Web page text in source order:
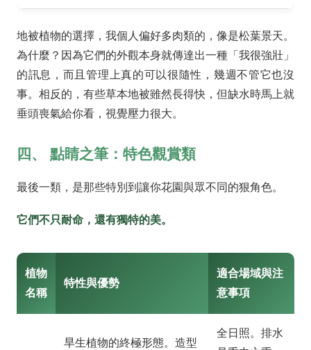
地被植物的選擇，我個人偏好多肉類的，像是松葉景天。
為什麼？因為它們的外觀本身就傳達出一種「我很強壯」
的訊息，而且管理上真的可以很隨性，幾週不管它也沒
事。相反的，有些草本地被雖然長得快，但缺水時馬上就
垂頭喪氣給你看，視覺壓力很大。
四、 點睛之筆：特色觀賞類
最後一類，是那些特別到讓你花園與眾不同的狠角色。
它們不只耐命，還有獨特的美。
植物
名稱
特性與優勢
適合場域與注
意事項
旱生植物的終極形態。造型
全日照。排水